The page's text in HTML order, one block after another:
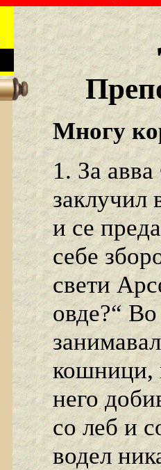
Многу
1. За
заклучил
и се
себе
свети
овде?“
кошници,
него
со леб и
водел